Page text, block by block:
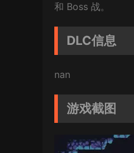
和 Boss 战。
DLC信息
nan
游戏截图